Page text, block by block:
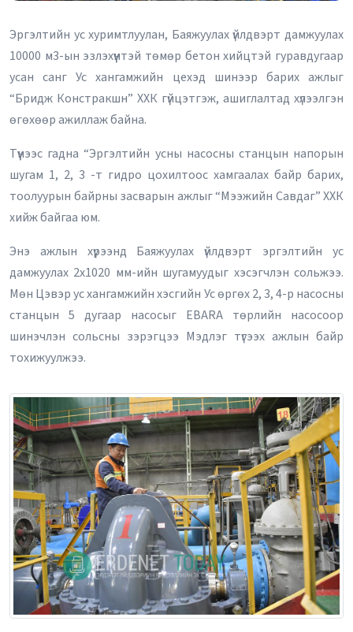
Эргэлтийн ус хуримтлуулан, Баяжуулах үйлдвэрт дамжуулах
10000 м3-ын эзлэхүүнтэй төмөр бетон хийцтэй гуравдугаар
усан санг Ус хангамжийн цехэд шинээр барих ажлыг
“Бридж Констракшн” ХХК гүйцэтгэж, ашиглалтад хүлээлгэн
өгөхөөр ажиллаж байна.
Түүнээс гадна “Эргэлтийн усны насосны станцын напорын
шугам 1, 2, 3 -т гидро цохилтоос хамгаалах байр барих,
тоолуурын байрны засварын ажлыг “Мээжийн Савдаг” ХХК
хийж байгаа юм.
Энэ ажлын хүрээнд Баяжуулах үйлдвэрт эргэлтийн ус
дамжуулах 2х1020 мм-ийн шугамуудыг хэсэгчлэн сольжээ.
Мөн Цэвэр ус хангамжийн хэсгийн Ус өргөх 2, 3, 4-р насосны
станцын 5 дугаар насосыг EBARA төрлийн насосоор
шинэчлэн сольсны зэрэгцээ Мэдлэг түгээх ажлын байр
тохижуулжээ.